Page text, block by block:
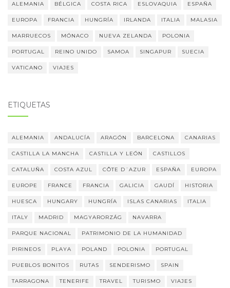
ALEMANIA BÉLGICA COSTA RICA ESLOVAQUIA ESPAÑA
EUROPA FRANCIA HUNGRÍA IRLANDA ITALIA MALASIA
MARRUECOS MÓNACO NUEVA ZELANDA POLONIA
PORTUGAL REINO UNIDO SAMOA SINGAPUR SUECIA
VATICANO VIAJES
ETIQUETAS
ALEMANIA ANDALUCÍA ARAGÓN BARCELONA CANARIAS
CASTILLA LA MANCHA CASTILLA Y LEÓN CASTILLOS
CATALUÑA COSTA AZUL CÔTE D´AZUR ESPAÑA EUROPA
EUROPE FRANCE FRANCIA GALICIA GAUDÍ HISTORIA
HUESCA HUNGARY HUNGRÍA ISLAS CANARIAS ITALIA
ITALY MADRID MAGYARORZÁG NAVARRA
PARQUE NACIONAL PATRIMONIO DE LA HUMANIDAD
PIRINEOS PLAYA POLAND POLONIA PORTUGAL
PUEBLOS BONITOS RUTAS SENDERISMO SPAIN
TARRAGONA TENERIFE TRAVEL TURISMO VIAJES